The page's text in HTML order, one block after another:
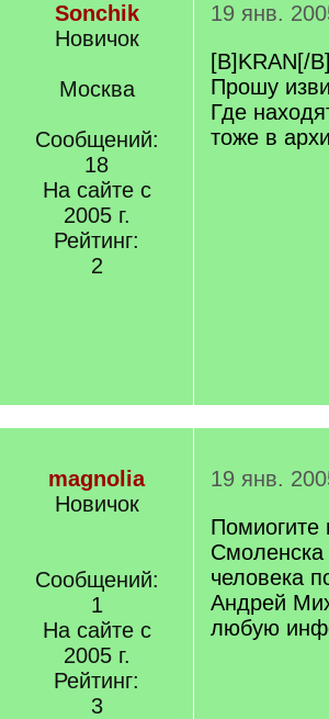
Sonchik
Новичок
Москва
Сообщений:
18
На сайте с
2005 г.
Рейтинг:
2
19 янв.
[B]KRAN[/B]
Прошу
Где
тоже в
magnolia
Новичок
Сообщений:
1
На сайте с
2005 г.
Рейтинг:
3
19 янв.
Помиогите
Смоленска
человека
Андрей
любую